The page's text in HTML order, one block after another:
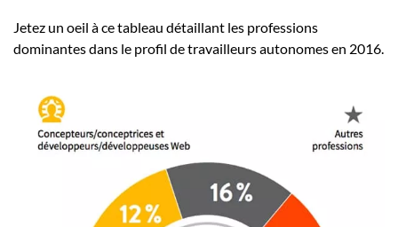
Jetez un oeil à ce tableau détaillant les professions
dominantes dans le profil de travailleurs autonomes en 2016.